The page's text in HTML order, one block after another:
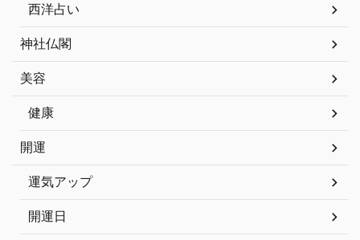
西洋占い
神社仏閣
美容
健康
開運
運気アップ
開運日